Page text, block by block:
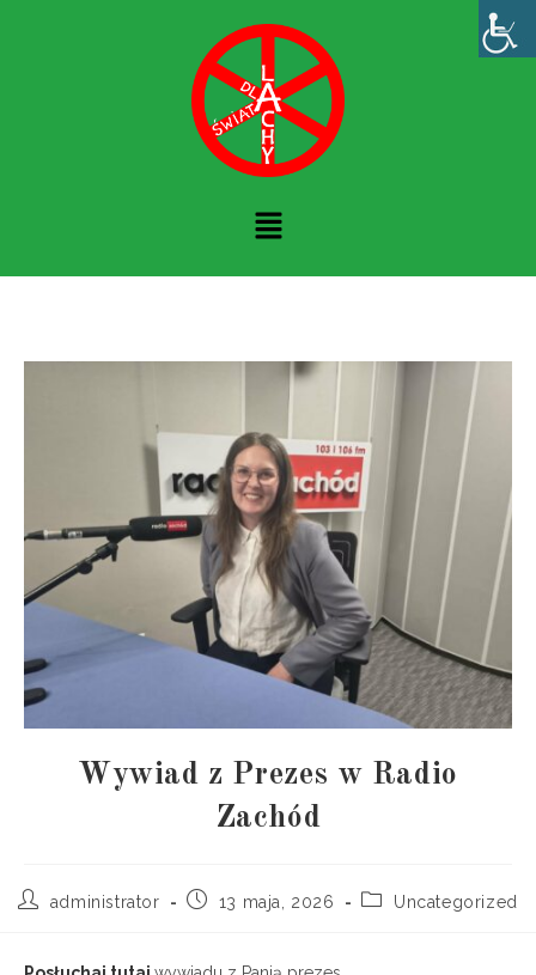
Wywiad z Prezes w Radio
Zachód
administrator 13 maja, 2026 Uncategorized